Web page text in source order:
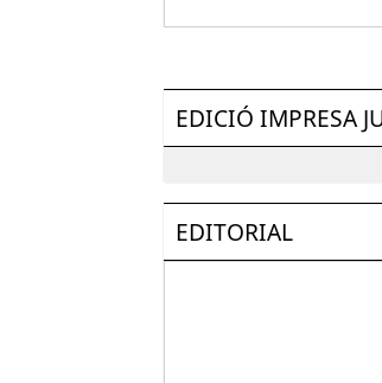
EDICIÓ IMPRESA
EDITORIAL